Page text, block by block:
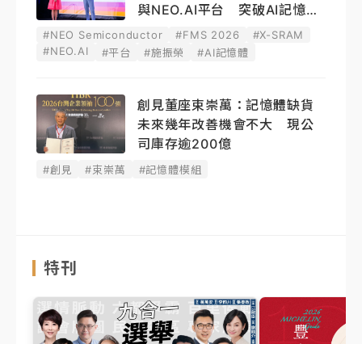
與NEO.AI平台 突破AI記憶體
瓶頸
#NEO Semiconductor #FMS 2026
#X-SRAM
#NEO.AI
#平台 #施振榮 #AI記憶體
創見董座束崇萬：記憶體缺貨
未來幾年改善機會不大 現公
司庫存逾200億
#創見 #束崇萬 #記憶體模組
特刊